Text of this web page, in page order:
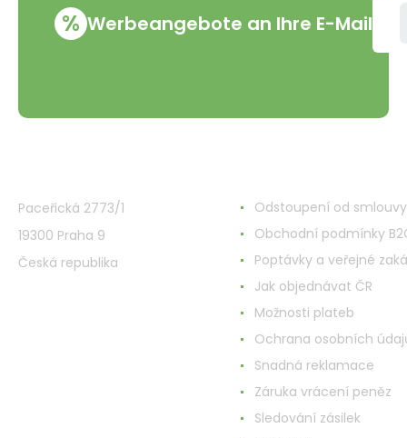
% Werbeangebote an Ihre E-Mail
Paceřická 2773/1
19300 Praha 9
Česká republika
Odstoupení od smlouvy
Obchodní podmínky
Poptávky a veřejné
Jak objednávat ČR
Možnosti plateb
Ochrana osobních
Snadná reklamace
Záruka vrácení peněz
Sledování zásilek